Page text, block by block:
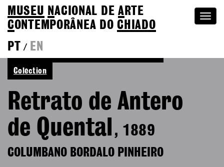
MUSEU NACIONAL DEA RTE
CONTEMPORÂNEA DOCHIADO
PT
/ EN
Colection
Retrato de Antero
de Quental , 1889
COLUMBANO BORDALO PINHEIRO